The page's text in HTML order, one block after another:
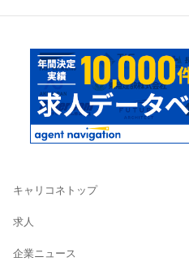
キャリコネトップ
求人
企業ニュース